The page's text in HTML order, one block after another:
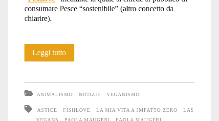
consumare Pesce “sostenibile” (altro concetto da
chiarire).
Leggi tuttoFishlove
ANIMALISMO NOTIZIE VEGANISMO
ASTICE FISHLOVE LA MIA VITA A IMPATTO ZERO
LAS
VEGANS
PAOLA MAUGERI
PAOLA MAUGERI